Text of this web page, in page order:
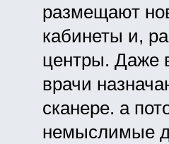
размещают
кабинеты и,
центры. Даже
врачи
сканере. а
немыслимые